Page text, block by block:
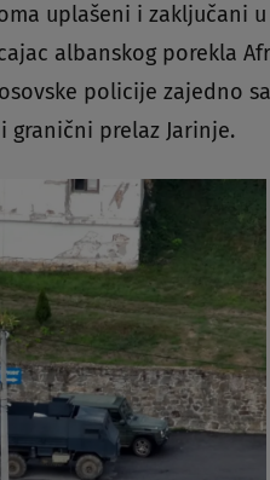
uplašeni i zaključani
albanskog porekla
policije zajedno sa
granični prelaz Jarinje.